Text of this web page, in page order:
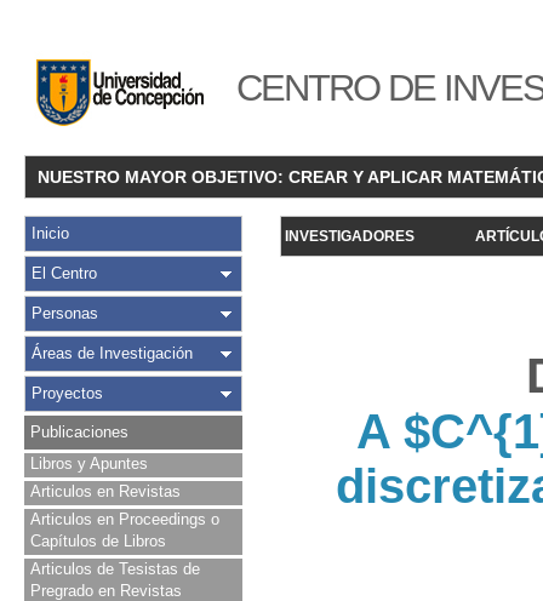
CENTRO DE
NUESTRO MAYOR OBJETIVO: CREAR Y APLICAR
Inicio
El Centro
Personas
Áreas de Investigación
Proyectos
Publicaciones
Libros y Apuntes
Articulos en Revistas
Articulos en Proceedings o
Capítulos de Libros
Articulos de Tesistas de
Pregrado en Revistas
INVESTIGADORES
A